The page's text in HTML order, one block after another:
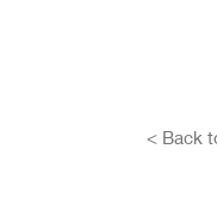
< Back